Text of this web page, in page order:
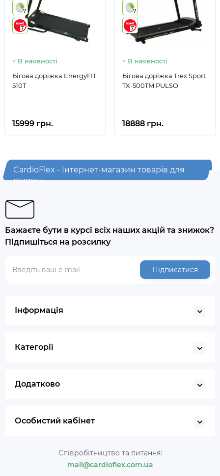
7
7
В наявності
Бігова доріжка EnergyFIT
510T
15999 грн.
7
7
В наявності
Бігова доріжка Trex Sport
TX-500TM PULSO
18888 грн.
CardioFlex - Інтернет-магазин товарів для
спорту
Бажаєте бути в курсі всіх наших акцій та знижок?
Підпишіться на розсилку
Підписатися
Інформація
Категорії
Додатково
Особистий кабінет
Співробітництво та питання:
mail@cardioflex.com.ua